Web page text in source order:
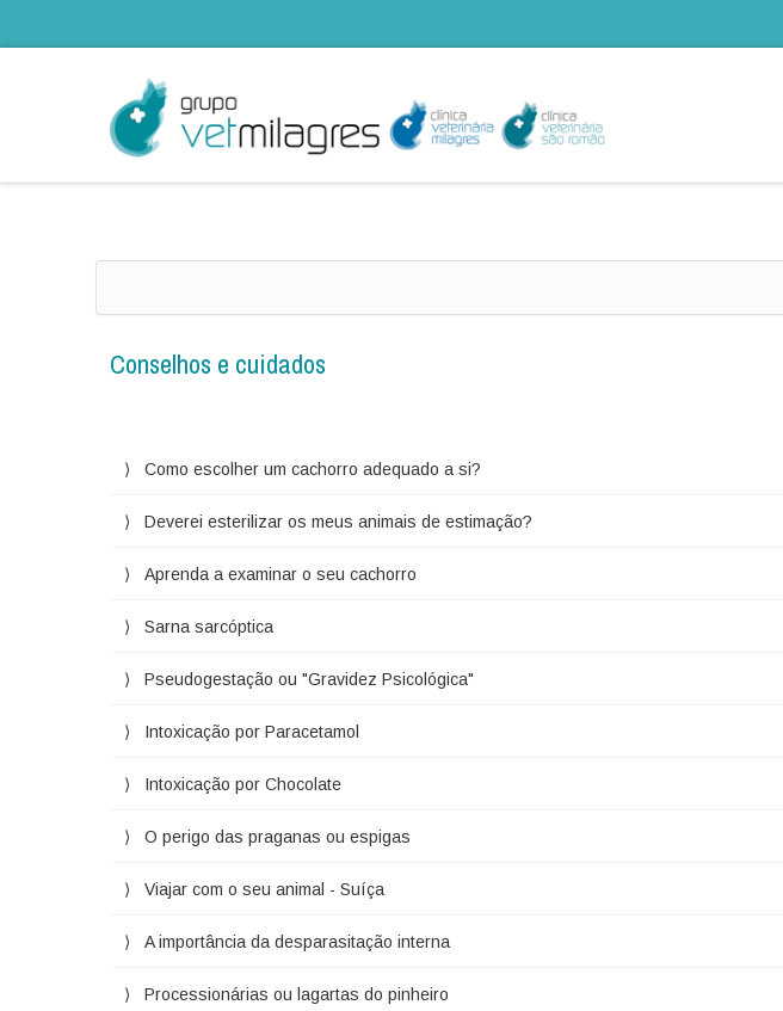
Conselhos e cuidados
Como escolher um cachorro adequado a si?
Deverei esterilizar os meus animais de estimação?
Aprenda a examinar o seu cachorro
Sarna sarcóptica
Pseudogestação ou "Gravidez Psicológica"
Intoxicação por Paracetamol
Intoxicação por Chocolate
O perigo das praganas ou espigas
Viajar com o seu animal - Suíça
A importância da desparasitação interna
Processionárias ou lagartas do pinheiro